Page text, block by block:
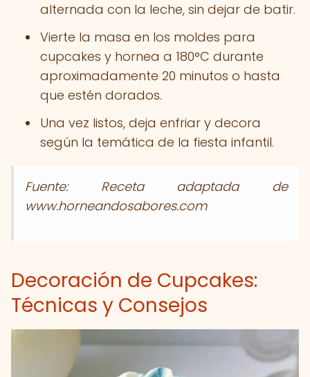
alternada con la leche, sin dejar de batir.
Vierte la masa en los moldes para
cupcakes y hornea a 180°C durante
aproximadamente 20 minutos o hasta
que estén dorados.
Una vez listos, deja enfriar y decora
según la temática de la fiesta infantil.
Fuente: Receta adaptada de
www.horneandosabores.com
Decoración de Cupcakes:
Técnicas y Consejos